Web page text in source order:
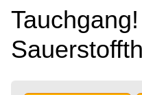
Tauchgang!